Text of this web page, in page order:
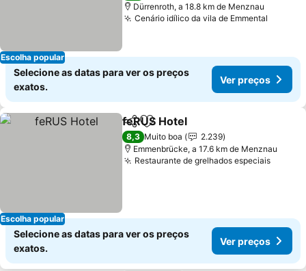
Escolha popular
Dürrenroth, a 18.8 km de Menznau
Cenário idílico da vila de Emmental
Selecione as datas para ver os preços
exatos.
Ver preços
Escolha popular
PartilharAdicionar aos favoritos
feRUS Hotel
8,3 Muito boa
2.239
Emmenbrücke, a 17.6 km de Menznau
Restaurante de grelhados especiaisVer
Selecione as datas para ver os preços
exatos.
Ver preços